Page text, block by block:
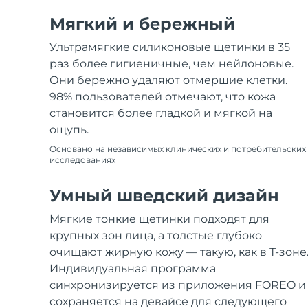
Мягкий и бережный
Ультрамягкие силиконовые щетинки в 35
раз более гигиеничные, чем нейлоновые.
Они бережно удаляют отмершие клетки.
98% пользователей отмечают, что кожа
становится более гладкой и мягкой на
ощупь.
Основано на независимых клинических и потребительских
исследованиях
Умный шведский дизайн
Мягкие тонкие щетинки подходят для
крупных зон лица, а толстые глубоко
очищают жирную кожу — такую, как в Т-зоне.
Индивидуальная программа
синхронизируется из приложения FOREO и
сохраняется на девайсе для следующего